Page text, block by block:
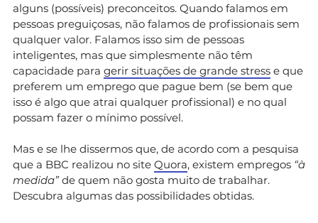
alguns (possíveis) preconceitos. Quando falamos em
pessoas preguiçosas, não falamos de profissionais sem
qualquer valor. Falamos isso sim de pessoas
inteligentes, mas que simplesmente não têm
capacidade para gerir situações de grande stress e que
preferem um emprego que pague bem (se bem que
isso é algo que atrai qualquer profissional) e no qual
possam fazer o mínimo possível.
Mas e se lhe dissermos que, de acordo com a pesquisa
que a BBC realizou no site Quora, existem empregos “à
medida”de quem não gosta muito de trabalhar.
Descubra algumas das possibilidades obtidas.